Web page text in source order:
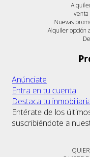
venta
Nuevas
Alquiler opción
Anúnciate
Entra en tu cuenta
Destaca tu
Entérate de los
suscribiéndote a